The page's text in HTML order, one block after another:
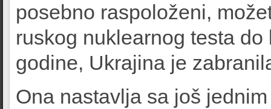
posebno raspoloženi,
ruskog nuklearnog testa
godine, Ukrajina je
Ona nastavlja sa još